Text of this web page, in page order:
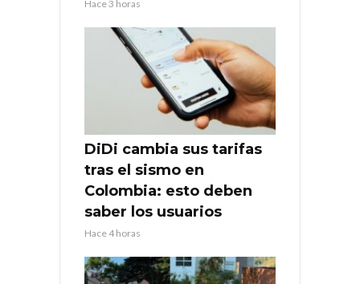
Hace 3 horas
DiDi cambia sus tarifas
tras el sismo en
Colombia: esto deben
saber los usuarios
Hace 4 horas